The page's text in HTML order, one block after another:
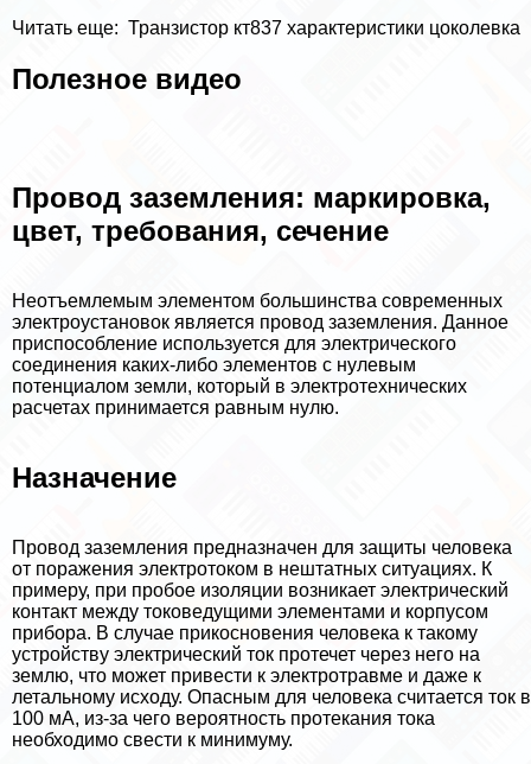
Читать еще: Транзистор кт837 хаpaктеристики цоколевка
Полезное видео
Провод заземления: маркировка,
цвет, требования, сечение
Неотъемлемым элементом большинства современных
электроустановок является провод заземления. Данное
приспособление используется для электрического
соединения каких-либо элементов с нулевым
потенциалом земли, который в электротехнических
расчетах принимается равным нулю.
Назначение
Провод заземления предназначен для защиты человека
от поражения электротоком в нештатных ситуациях. К
примеру, при пробое изоляции возникает электрический
контакт между токоведущими элементами и корпусом
прибора. В случае прикосновения человека к такому
устройству электрический ток протечет через него на
землю, что может привести к электротравме и даже к
летальному исходу. Опасным для человека считается ток в
100 мА, из-за чего вероятность протекания тока
необходимо свести к минимуму.